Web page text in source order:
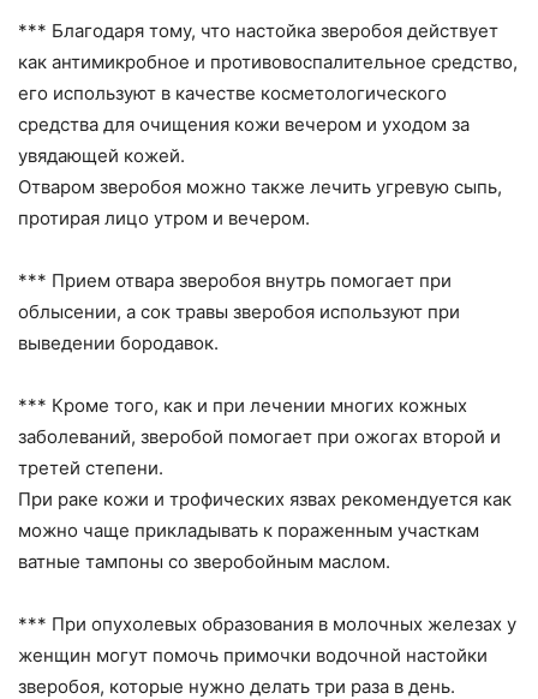
*** Благодаря тому, что настойка зверобоя действует
как антимикробное и противовоспалительное средство,
его используют в качестве косметологического
средства для очищения кожи вечером и уходом за
увядающей кожей.
Отваром зверобоя можно также лечить угревую сыпь,
протирая лицо утром и вечером.
*** Прием отвара зверобоя внутрь помогает при
облысении, а сок травы зверобоя используют при
выведении бородавок.
*** Кроме того, как и при лечении многих кожных
заболеваний, зверобой помогает при ожогах второй и
третей степени.
При раке кожи и трофических язвах рекомендуется как
можно чаще прикладывать к пораженным участкам
ватные тампоны со зверобойным маслом.
*** При опухолевых образования в молочных железах у
женщин могут помочь примочки водочной настойки
зверобоя, которые нужно делать три раза в день.